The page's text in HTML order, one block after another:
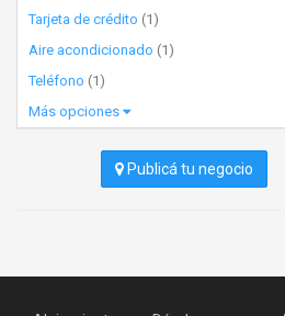
Tarjeta de crédito (1)
Aire acondicionado (1)
Teléfono (1)
Más opciones
Publicá tu negocio